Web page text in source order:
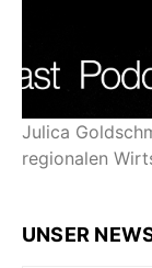
Julica
regionalen
UNSER